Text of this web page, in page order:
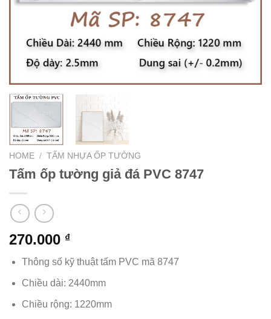
HOME / TẤM NHỰA ỐP TƯỜNG
Tấm ốp tường giả đá PVC 8747
270.000 ₫
Thông số kỹ thuật tấm PVC mã 8747
Chiều dài: 2440mm
Chiều rộng: 1220mm